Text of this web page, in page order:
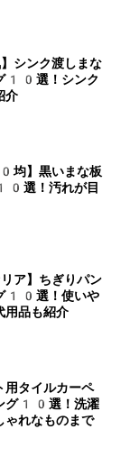
シンク渡しまな
10選！シンク
介
均】黒いまな板
選！汚れが目
ア】ちぎりパン
10選！使いや
用品も紹介
用タイルカーペ
グ10選！洗濯
ゃれなものまで